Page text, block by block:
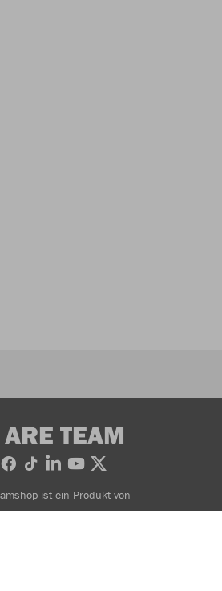
TEAM
ist ein Produkt von